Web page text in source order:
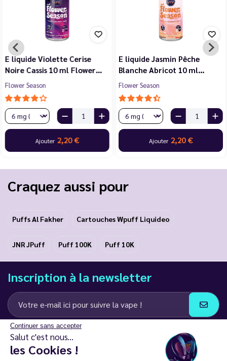
Continuer sans accepter
Salut c'est nous...
les Cookies !
E liquide Violette Cerise
Noire Cassis 10 ml Flower…
Flower Season
Ajouter 2,20 €
E liquide Jasmin Pêche
Blanche Abricot 10 ml…
Flower Season
Ajouter 2,20 €
Craquez aussi pour
Puffs Al Fakher Cartouches Wpuff Liquideo
JNR JPuff Puff 100K Puff 10K
Inscription à la newsletter
J’accepte de recevoir des communications e-mail et SMS de la part de
LD Groupe
Restez en contact